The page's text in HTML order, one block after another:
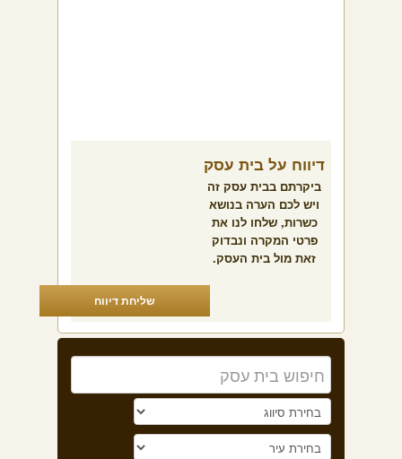
דיווח על בית עסק
ביקרתם בבית עסק זה
ויש לכם הערה בנושא
כשרות, שלחו לנו את
פרטי המקרה ונבדוק
זאת מול בית העסק.
שליחת דיווח